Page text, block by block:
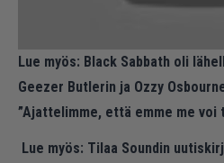
Lue myös: Black Sabbath oli
Geezer Butlerin ja Ozzy
”Ajattelimme, että emme me voi
Lue myös: Tilaa Soundin